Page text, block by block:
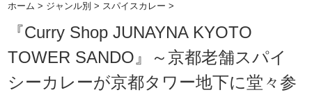
ホーム > ジャンル別 > スパイスカレー >
『Curry Shop JUNAYNA KYOTO
TOWER SANDO』～京都老舗スパイ
シーカレーが京都タワー地下に堂々参